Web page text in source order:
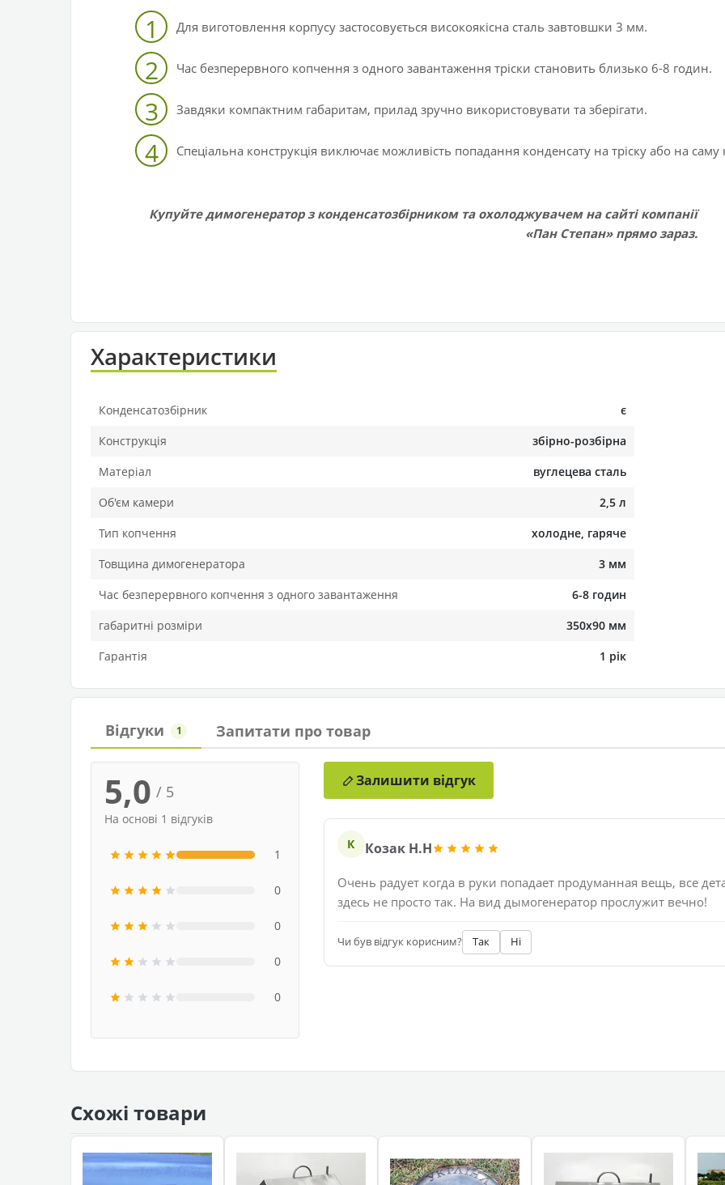
1 Для виготовлення корпусу застосовується високоякісна сталь завтовшки 3 мм.
2 Час безперервного копчення з одного завантаження тріски становить близько 6-8 годин.
3 Завдяки компактним габаритам, прилад зручно використовувати та зберігати.
4 Спеціальна конструкція виключає можливість попадання конденсату на тріску або на
Купуйте димогенератор з конденсатозбірником та охолоджувачем на сайті компанії
«Пан Степан» прямо зараз.
Характеристики
Конденсатозбірник
є
Конструкція
збірно-розбірна
Матеріал
вуглецева сталь
Об'єм камери
2,5 л
Тип копчення
холодне, гаряче
Товщина димогенератора
3 мм
Час безперервного копчення з одного завантаження
6-8 годин
габаритні розміри
350х90 мм
Гарантія
1 рік
Відгуки 1 Запитати про товар
5,0 / 5
На основі 1 відгуків
1
0
0
0
0
Залишити відгук
К Козак Н.Н
Очень радует когда в руки попадает продуманная вещь, все
здесь не просто так. На вид дымогенератор прослужит вечно!
Чи був відгук корисним? Так Ні
Схожі товари